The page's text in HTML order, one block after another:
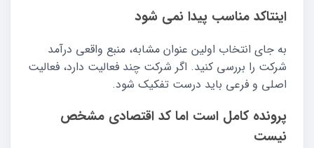
اینتاکد مناسب پیدا نمی شود
به جای انتخاب اولین عنوان مشابه، منبع واقعی درآمد
شرکت را بررسی کنید. اگر شرکت چند فعالیت دارد، فعالیت
اصلی و فرعی باید درست تفکیک شود.
پرونده کامل است اما کد اقتصادی مشخص
نیست